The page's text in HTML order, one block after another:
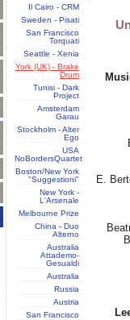
Il Cairo - CRM
Sweden - Pisati
San Francisco
Torquati
Seattle - Xenia
York (UK) - Brake
Drum
Tunisi - Dark
Project
Amsterdam
Garau
Stockholm - Alter
Ego
USA
NoBordersQuartet
Boston/New York
"Suggestioni"
New York -
L'Arsenale
Melbourne Prize
China - Duo
Alterno
Australia
Attademo-
Gesualdi
Australia
Russia
Austria
San Francisco
E.